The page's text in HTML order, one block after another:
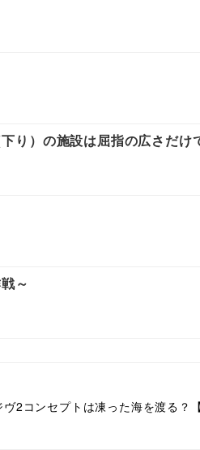
ヴ2コンセプトは凍った海を渡る？
り）の施設は屈指の広さだけ
～